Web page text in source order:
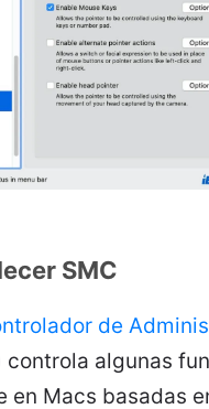
SMC
de
controla algunas
en Macs basadas